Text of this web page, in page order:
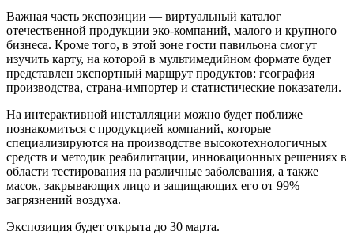
Важная часть экспозиции — виртуальный каталог
отечественной продукции эко-компаний, малого и крупного
бизнеса. Кроме того, в этой зоне гости павильона смогут
изучить карту, на которой в мультимедийном формате будет
представлен экспортный маршрут продуктов: география
производства, страна-импортер и статистические показатели.
На интерактивной инсталляции можно будет поближе
познакомиться с продукцией компаний, которые
специализируются на производстве высокотехнологичных
средств и методик реабилитации, инновационных решениях в
области тестирования на различные заболевания, а также
масок, закрывающих лицо и защищающих его от 99%
загрязнений воздуха.
Экспозиция будет открыта до 30 марта.